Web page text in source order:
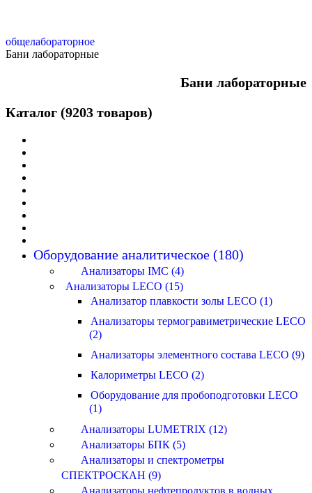
общелабораторное
Бани лабораторные
Бани лабораторные
Каталог (9203 товаров)
Оборудование аналитическое (180)
Анализаторы IMC (4)
Анализаторы LECO (15)
Анализатор плавкости золы LECO (1)
Анализаторы термогравиметрические LECO
(2)
Анализаторы элементного состава LECO (9)
Калориметры LECO (2)
Оборудование для пробоподготовки LECO
(1)
Анализаторы LUMETRIX (12)
Анализаторы БПК (5)
Анализаторы и спектрометры
СПЕКТРОСКАН (9)
Анализаторы нефтепродуктов в водных